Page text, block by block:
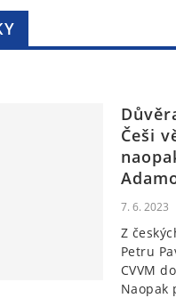
Češi
7. 6. 2023
Z
Petru
CVVM
Naopak